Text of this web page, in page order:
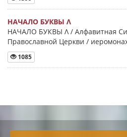
НАЧАЛО БУКВЫ Λ
НАЧАЛО БУКВЫ Λ / Алфавитная
Православной Церкви /
1085